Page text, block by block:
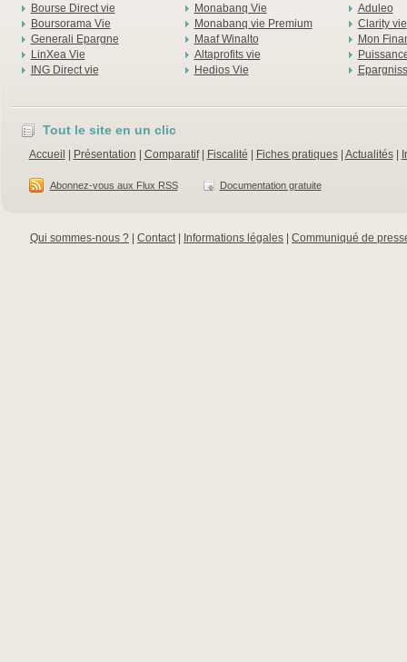
Bourse Direct vie
Boursorama Vie
Generali Epargne
LinXea Vie
ING Direct vie
Monabanq Vie
Monabanq vie Premium
Maaf Winalto
Altaprofits vie
Hedios Vie
Aduleo
Clarity vie
Mon
Tout le site en un clic
Accueil Présentation Comparatif| Fiscalité Fiches pratiques| Actualités|
Abonnez-vous aux Flux RSS Documentation gratuite
Qui sommes-nous ? Contact| Informations légales Communiqué de